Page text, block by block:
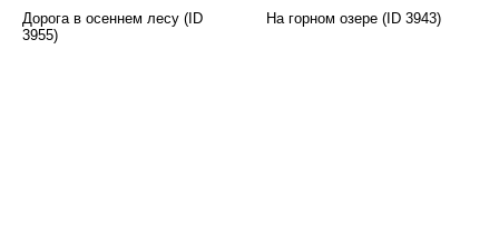
Дорога в осеннем лесу (ID
3955)
На горном озере (ID 3943)